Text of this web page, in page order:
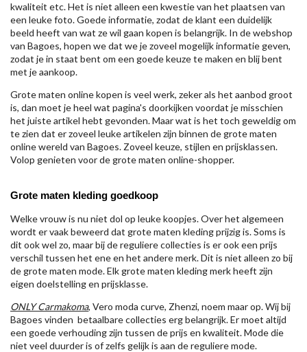
kwaliteit etc. Het is niet alleen een kwestie van het plaatsen van
een leuke foto. Goede informatie, zodat de klant een duidelijk
beeld heeft van wat ze wil gaan kopen is belangrijk. In de webshop
van Bagoes, hopen we dat we je zoveel mogelijk informatie geven,
zodat je in staat bent om een goede keuze te maken en blij bent
met je aankoop.
Grote maten online kopen is veel werk, zeker als het aanbod groot
is, dan moet je heel wat pagina's doorkijken voordat je misschien
het juiste artikel hebt gevonden. Maar wat is het toch geweldig om
te zien dat er zoveel leuke artikelen zijn binnen de grote maten
online wereld van Bagoes. Zoveel keuze, stijlen en prijsklassen.
Volop genieten voor de grote maten online-shopper.
Grote maten kleding goedkoop
Welke vrouw is nu niet dol op leuke koopjes. Over het algemeen
wordt er vaak beweerd dat grote maten kleding prijzig is. Soms is
dit ook wel zo, maar bij de reguliere collecties is er ook een prijs
verschil tussen het ene en het andere merk. Dit is niet alleen zo bij
de grote maten mode. Elk grote maten kleding merk heeft zijn
eigen doelstelling en prijsklasse.
ONLY Carmakoma, Vero moda curve, Zhenzi, noem maar op. Wij bij
Bagoes vinden betaalbare collecties erg belangrijk. Er moet altijd
een goede verhouding zijn tussen de prijs en kwaliteit. Mode die
niet veel duurder is of zelfs gelijk is aan de reguliere mode.